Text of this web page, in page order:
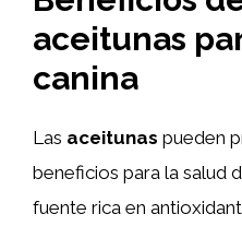
aceitunas
canina
Las aceitunas pueden
beneficios para la salud
fuente rica en